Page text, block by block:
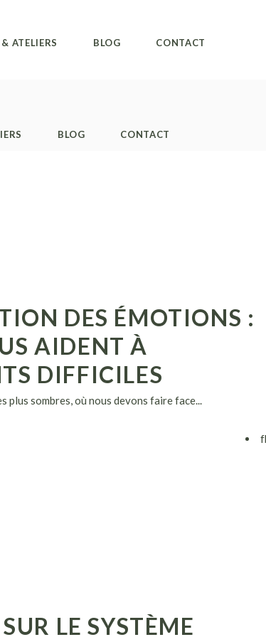
ATELIERS BLOG CONTACT
BLOG CONTACT
DES ÉMOTIONS :
AIDENT À
DIFFICILES
plus sombres, où nous devons faire face...
LE SYSTÈME